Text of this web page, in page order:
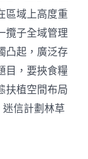
區域上高度重
攬子全域管理
凸起，廣泛存
目，要挾食糧
扶植空間布局
迷信計劃林草